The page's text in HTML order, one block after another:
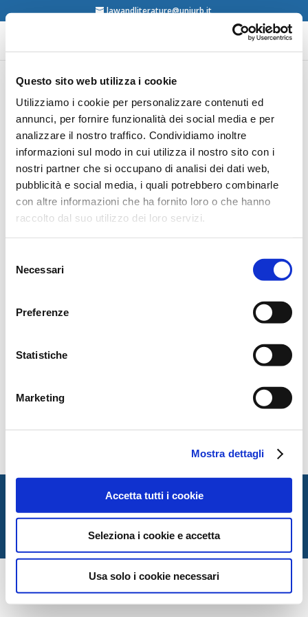
Questo sito web utilizza i cookie
Utilizziamo i cookie per personalizzare contenuti ed
annunci, per fornire funzionalità dei social media e per
analizzare il nostro traffico. Condividiamo inoltre
informazioni sul modo in cui utilizza il nostro sito con i
nostri partner che si occupano di analisi dei dati web,
pubblicità e social media, i quali potrebbero combinarle
con altre informazioni che ha fornito loro o che hanno
raccolto dal suo utilizzo dei loro servizi.
delNecessari
Preferenze
Statistiche
Marketing
Mostra dettagli
Accetta tutti i cookie
Seleziona i cookie e accetta
Usa solo i cookie necessari
lawandliterature@uniurb.it
Claudia Bouteligier,
Pauline Phoa and Sanne
Taekema (eds), Forever
Composed of Nows, The
Hague, Boom Publishers,
2025
Italian Society for Law and Literature
Via Matteotti, 1 — Urbino PU